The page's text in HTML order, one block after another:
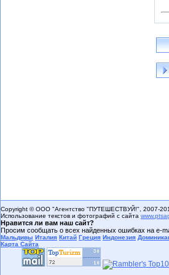
Copyright © ООО "Агентство "ПУТЕШЕСТВУЙ!", 2007-
Использование текстов и фотографий с сайта
Нравится ли вам наш сайт?
Просим сообщать о всех найденных ошибках на e-
Мальдивы Италия Китай Греция Индонезия
Карта Сайта